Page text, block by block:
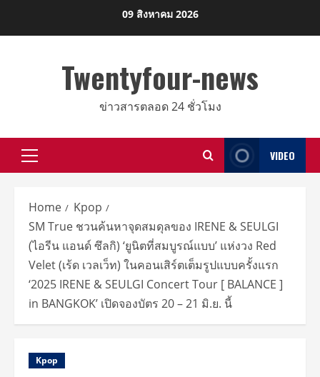
09 สิงหาคม 2026
Twentyfour-news
ข่าวสารตลอด 24 ชั่วโมง
Primary
VIDEO
Home
Kpop
SM True ชวนค้นหาจุดสมดุลของ IRENE & SEULGI
(ไอรีน แอนด์ ซึลกิ) ‘ยูนิตที่สมบูรณ์แบบ’ แห่งวง Red
Velet (เร้ด เวลเว็ท) ในคอนเสิร์ตเต็มรูปแบบครั้งแรก
‘2025 IRENE & SEULGI Concert Tour [ BALANCE ]
in BANGKOK’ เปิดจองบัตร 20 – 21 มิ.ย. นี้
Kpop